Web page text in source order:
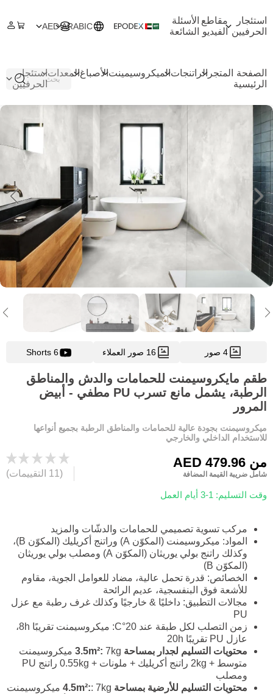
استئجار
الحرفيين
مقاطع
الفيديو
الأسئلة
الشائعة
ARABIC
AED
الصفحة
الرئيسية
المتجر الراتنجاتالميكروسيمينتالأصباغالمعداتاستئجار
الحرفيين
4 صور 16 صور العملاء 6 Shorts
طقم مايكروسيمنت للحمامات والدش والمناطق
الرطبة، يشمل مانع تسرب PU مطفي - أبيض
المرور
ميكروسيمنت بجودة عالية للحمامات والمناطق الرطبة بجميع أنواعها
للاستخدام الداخلي والخارجي
من
شامل ضريبة القيمة المضافة
وقت التسليم: 1-3 أيام العمل
(11 التقييمات)
مركب تسوية تصميمي للحمامات والدشّات والمزيد
المواد: ميكروسيمنت (المكوّن A) وراتنج أكريليك (المكوّن B)،
وكذلك راتنج بولي يوريثان (المكوّن A) ومصلب بولي يوريثان
(المكوّن B)
الخصائص: قدرة تحمل عالية، مضاد للعوامل الجوية، مقاوم
للأشعة فوق البنفسجية، عديم الرائحة
مجالات التطبيق: داخليًا & خارجيًا وكذلك غرف رطبة مع عزل
PU
زمن التصلب لكل طبقة عند 20°C: ميكروسيمنت تقريبًا 8h،
عازل PU تقريبًا 20h
محتويات التسليم لجدار بمساحة 3.5m²:
7kg ميكروسيمنت
متوسط + 2kg راتنج أكريليك + ملونات + 0.55kg راتنج PU
ومصلب
محتويات التسليم للأرضية بمساحة 4.5m²:
: 7kg ميكروسيمنت